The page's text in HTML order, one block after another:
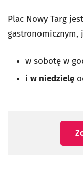
Plac Nowy Targ
gastronomicznym,
w sobotę w
i w niedzielę